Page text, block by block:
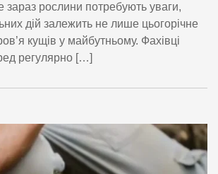
рослини потребують уваги,
дій залежить не лише цьогорічне
кущів у майбутньому. Фахівці
регулярно […]